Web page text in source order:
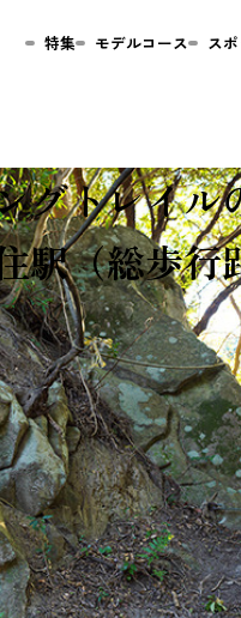
トレイル
（総歩行
特集 モデルコース ス